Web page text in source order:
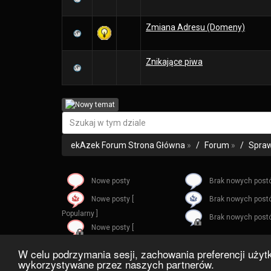
W celu podrzymania sesji, zachowania preferencji
wykorzystywane przez naszych partnerów.
Zmiana Adresu (Domeny)
Znikające piwa
ekAzek Forum Strona Główna » Forum »
Nowe posty
Nowe posty [
Popularny ]
Nowe posty [
Brak nowych
Brak nowych
Brak nowych